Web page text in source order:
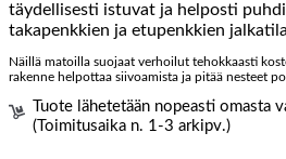
täydellisesti istuvat ja helposti
takapenkkien ja etupenkkien
Näillä matoilla suojaat verhoilut tehokkaasti
rakenne helpottaa siivoamista ja pitää nesteet
Tuote lähetetään nopeasti omasta
(Toimitusaika n. 1-3 arkipv.)